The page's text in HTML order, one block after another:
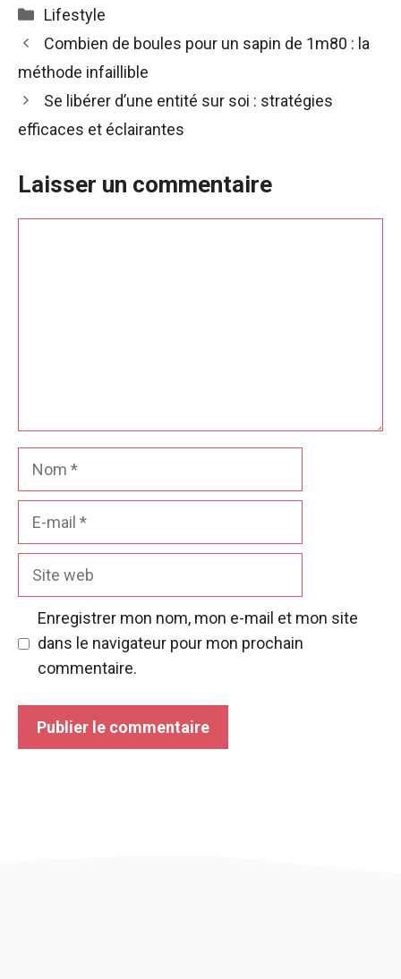
Catégories
Lifestyle
Combien de boules pour un sapin de 1m80 : la
méthode infaillible
Se libérer d’une entité sur soi : stratégies
efficaces et éclairantes
Laisser un commentaire
Enregistrer mon nom, mon e-mail et mon site
dans le navigateur pour mon prochain
commentaire.